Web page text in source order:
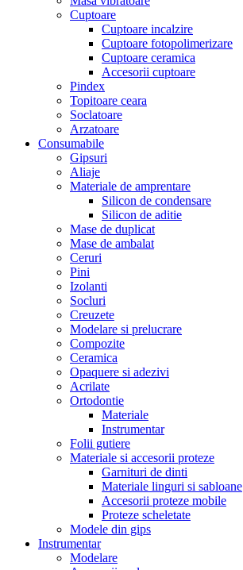
Cuptoare
Cuptoare incalzire
Cuptoare fotopolimerizare
Cuptoare ceramica
Accesorii cuptoare
Pindex
Topitoare ceara
Soclatoare
Arzatoare
Consumabile
Gipsuri
Aliaje
Materiale de amprentare
Silicon de condensare
Silicon de aditie
Mase de duplicat
Mase de ambalat
Ceruri
Pini
Izolanti
Socluri
Creuzete
Modelare si prelucrare
Compozite
Ceramica
Opaquere si adezivi
Acrilate
Ortodontie
Materiale
Instrumentar
Folii gutiere
Materiale si accesorii proteze
Garnituri de dinti
Materiale linguri si sabloane
Accesorii proteze mobile
Proteze scheletate
Modele din gips
Instrumentar
Modelare